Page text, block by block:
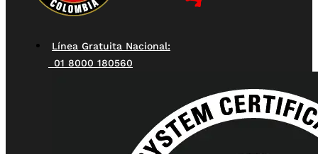
Línea Gratuita Nacional:
01 8000 180560